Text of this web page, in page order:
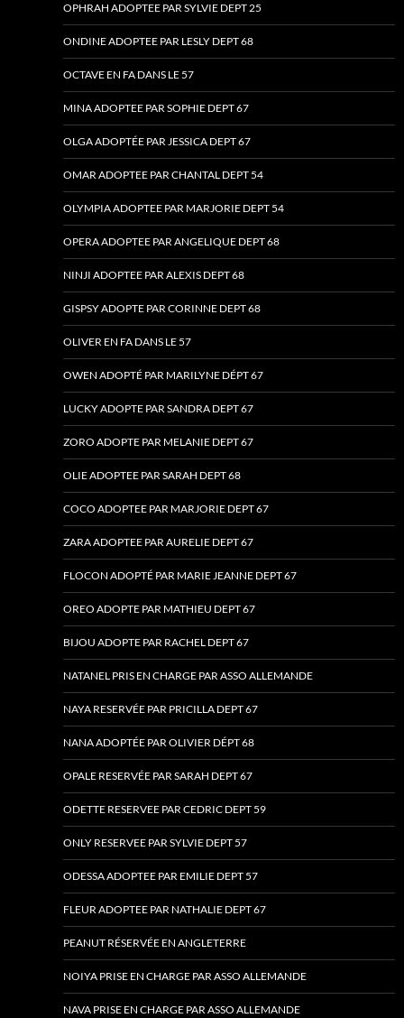
OPHRAH ADOPTEE PAR SYLVIE DEPT 25
ONDINE ADOPTEE PAR LESLY DEPT 68
OCTAVE EN FA DANS LE 57
MINA ADOPTEE PAR SOPHIE DEPT 67
OLGA ADOPTÉE PAR JESSICA DEPT 67
OMAR ADOPTEE PAR CHANTAL DEPT 54
OLYMPIA ADOPTEE PAR MARJORIE DEPT 54
OPERA ADOPTEE PAR ANGELIQUE DEPT 68
NINJI ADOPTEE PAR ALEXIS DEPT 68
GISPSY ADOPTE PAR CORINNE DEPT 68
OLIVER EN FA DANS LE 57
OWEN ADOPTÉ PAR MARILYNE DÉPT 67
LUCKY ADOPTE PAR SANDRA DEPT 67
ZORO ADOPTE PAR MELANIE DEPT 67
OLIE ADOPTEE PAR SARAH DEPT 68
COCO ADOPTEE PAR MARJORIE DEPT 67
ZARA ADOPTEE PAR AURELIE DEPT 67
FLOCON ADOPTÉ PAR MARIE JEANNE DEPT 67
OREO ADOPTE PAR MATHIEU DEPT 67
BIJOU ADOPTE PAR RACHEL DEPT 67
NATANEL PRIS EN CHARGE PAR ASSO ALLEMANDE
NAYA RESERVÉE PAR PRICILLA DEPT 67
NANA ADOPTÉE PAR OLIVIER DÉPT 68
OPALE RESERVÉE PAR SARAH DEPT 67
ODETTE RESERVEE PAR CEDRIC DEPT 59
ONLY RESERVEE PAR SYLVIE DEPT 57
ODESSA ADOPTEE PAR EMILIE DEPT 57
FLEUR ADOPTEE PAR NATHALIE DEPT 67
PEANUT RÉSERVÉE EN ANGLETERRE
NOIYA PRISE EN CHARGE PAR ASSO ALLEMANDE
NAVA PRISE EN CHARGE PAR ASSO ALLEMANDE